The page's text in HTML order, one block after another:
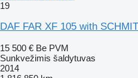
19
DAF FAR XF 105 with
15 500 € Be PVM
Sunkvežimis šaldytuvas
2014